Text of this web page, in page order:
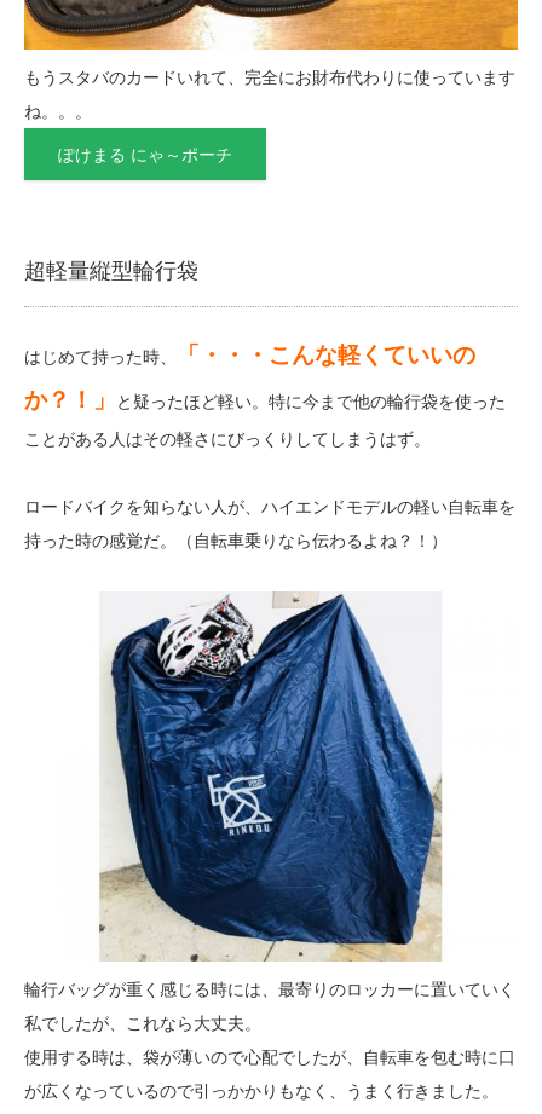
もうスタバのカードいれて、完全にお財布代わりに使っています
ね。。。
ぽけまる にゃ～ポーチ
超軽量縦型輪行袋
はじめて持った時、
「・・・こんな軽くていいの
か？！」
と疑ったほど軽い。特に今まで他の輪行袋を使った
ことがある人はその軽さにびっくりしてしまうはず。
ロードバイクを知らない人が、ハイエンドモデルの軽い自転車を
持った時の感覚だ。（自転車乗りなら伝わるよね？！）
輪行バッグが重く感じる時には、最寄りのロッカーに置いていく
私でしたが、これなら大丈夫。
使用する時は、袋が薄いので心配でしたが、自転車を包む時に口
が広くなっているので引っかかりもなく、うまく行きました。